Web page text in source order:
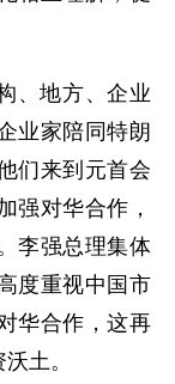
、地方、企业
业家陪同特朗
们来到元首会
强对华合作，
李强总理集体
度重视中国市
华合作，这再
土。